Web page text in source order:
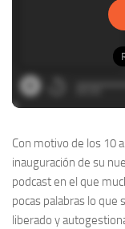
Con motivo de los 10
inauguración de su
podcast en el que
pocas palabras lo que
liberado y